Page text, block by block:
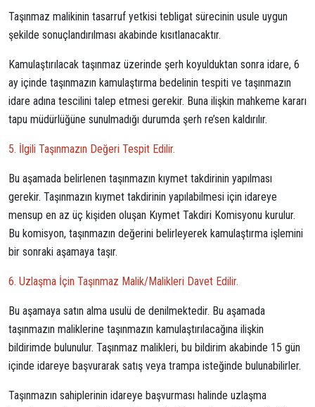
Taşınmaz malikinin tasarruf yetkisi tebligat sürecinin usule uygun
şekilde sonuçlandırılması akabinde kısıtlanacaktır.
Kamulaştırılacak taşınmaz üzerinde şerh koyulduktan sonra idare, 6
ay içinde taşınmazın kamulaştırma bedelinin tespiti ve taşınmazın
idare adına tescilini talep etmesi gerekir. Buna ilişkin mahkeme kararı
tapu müdürlüğüne sunulmadığı durumda şerh re’sen kaldırılır.
5. İlgili Taşınmazın Değeri Tespit Edilir.
Bu aşamada belirlenen taşınmazın kıymet takdirinin yapılması
gerekir. Taşınmazın kıymet takdirinin yapılabilmesi için idareye
mensup en az üç kişiden oluşan Kıymet Takdiri Komisyonu kurulur.
Bu komisyon, taşınmazın değerini belirleyerek kamulaştırma işlemini
bir sonraki aşamaya taşır.
6. Uzlaşma İçin Taşınmaz Malik/Malikleri Davet Edilir.
Bu aşamaya satın alma usulü de denilmektedir. Bu aşamada
taşınmazın maliklerine taşınmazın kamulaştırılacağına ilişkin
bildirimde bulunulur. Taşınmaz malikleri, bu bildirim akabinde 15 gün
içinde idareye başvurarak satış veya trampa isteğinde bulunabilirler.
Taşınmazın sahiplerinin idareye başvurması halinde uzlaşma